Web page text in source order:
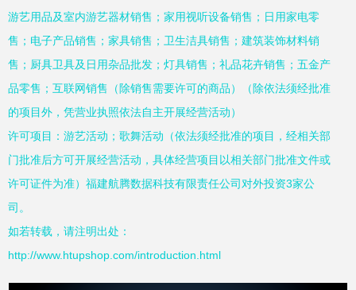
游艺用品及室内游艺器材销售；家用视听设备销售；日用家电零
售；电子产品销售；家具销售；卫生洁具销售；建筑装饰材料销
售；厨具卫具及日用杂品批发；灯具销售；礼品花卉销售；五金产
品零售；互联网销售（除销售需要许可的商品）（除依法须经批准
的项目外，凭营业执照依法自主开展经营活动）
许可项目：游艺活动；歌舞活动（依法须经批准的项目，经相关部
门批准后方可开展经营活动，具体经营项目以相关部门批准文件或
许可证件为准）福建航腾数据科技有限责任公司对外投资3家公
司。
如若转载，请注明出处：
http://www.htupshop.com/introduction.html